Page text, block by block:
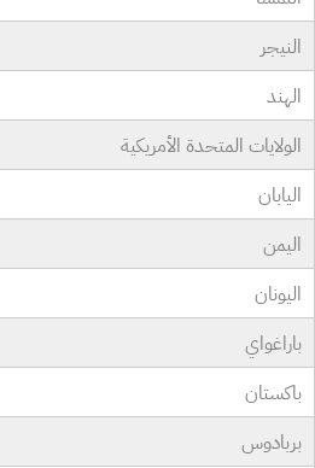
النيجر
الهند
الولايات المتحدة الأمريكية
اليابان
اليمن
اليونان
باراغواي
باكستان
بربادوس